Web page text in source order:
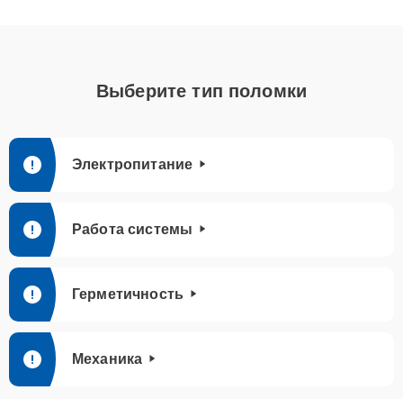
Выберите тип поломки
Электропитание
Работа системы
Герметичность
Механика